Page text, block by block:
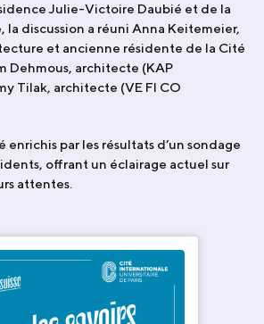
Julie-Victoire Daubié et de la
discussion a réuni Anna Keitemeier,
et ancienne résidente de la Cité
Dehmous, architecte (KAP
Tilak, architecte (VE FI CO
enrichis par les résultats d’un sondage
offrant un éclairage actuel sur
attentes.